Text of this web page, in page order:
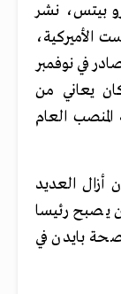
بيتس، نشر
في نوفمبر
كان يعاني من
المنصب العام
أزال العديد
يصبح رئيسا
صحة بايدن في